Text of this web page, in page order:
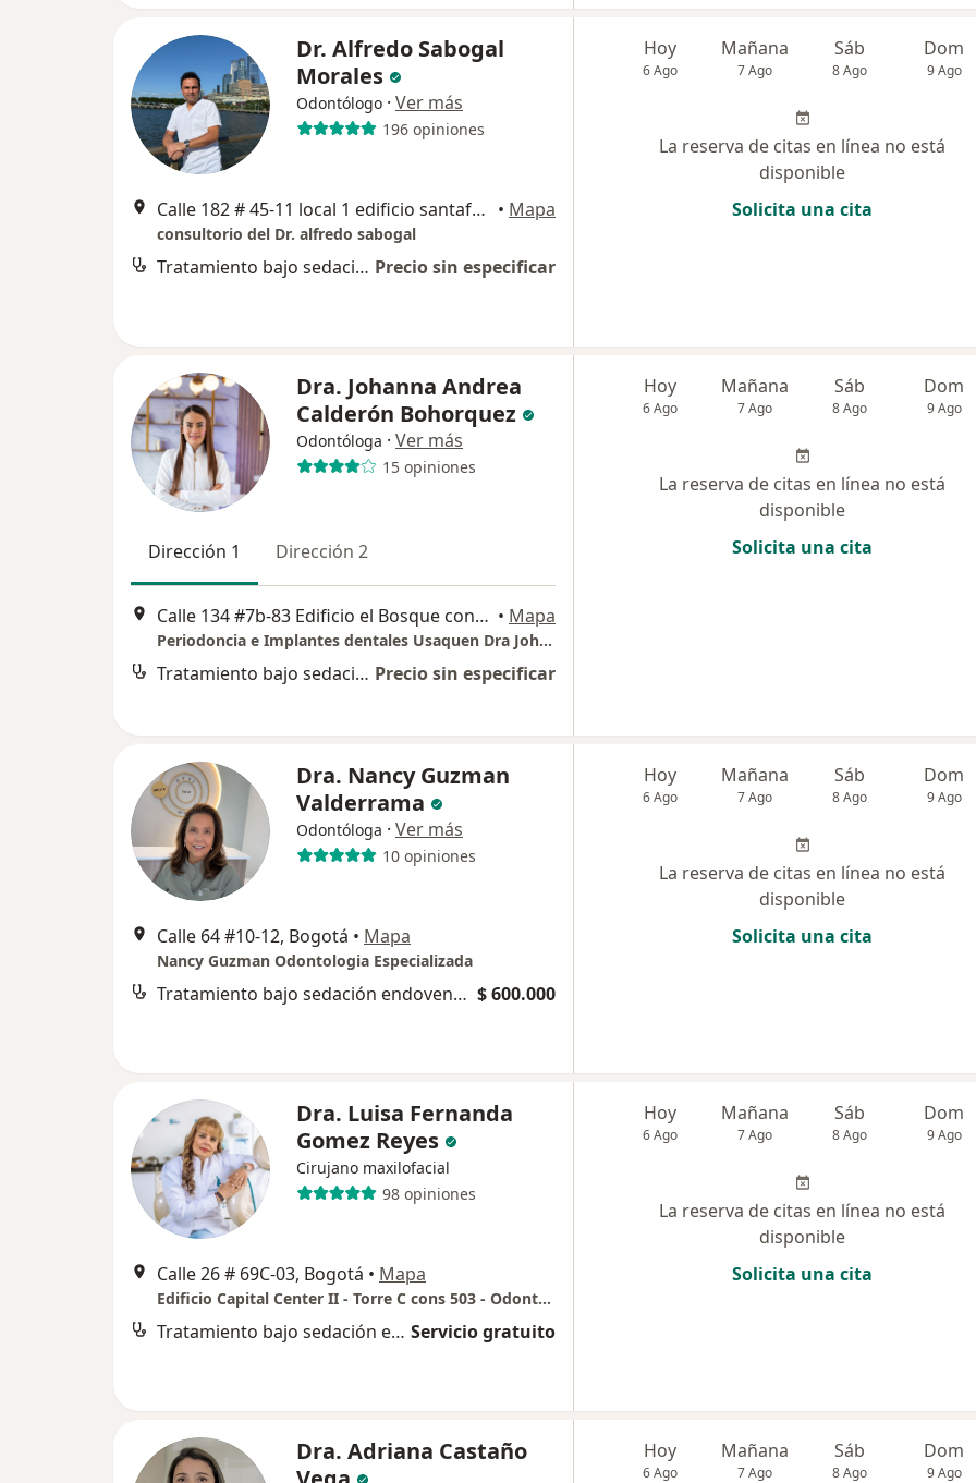
Dr. Alfredo Sabogal
Morales
Odontólogo · Ver más
196 opiniones
Calle 182 # 45-11 local 1 edificio santafe pijao, Bogotá • Mapa
consultorio del Dr. alfredo sabogal
Tratamiento bajo sedación endovenosa y anestesia Precio sin especificar
Hoy
6 Ago
Mañana
7 Ago
Sáb
8 Ago
Dom
9 Ago
La reserva de citas en línea no está
disponible
Solicita una cita
Dra. Johanna Andrea
Calderón Bohorquez
Odontóloga · Ver más
15 opiniones
Dirección 1 Dirección 2
Calle 134 #7b-83 Edificio el Bosque consultorio 410, Bogotá • Mapa
Periodoncia e Implantes dentales Usaquen Dra Johanna Calderon
Tratamiento bajo sedación endovenosa y anestesia Precio sin especificar
Hoy
6 Ago
Mañana
7 Ago
Sáb
8 Ago
Dom
9 Ago
La reserva de citas en línea no está
disponible
Solicita una cita
Dra. Nancy Guzman
Valderrama
Odontóloga · Ver más
10 opiniones
Calle 64 #10-12, Bogotá • Mapa
Nancy Guzman Odontologia Especializada
Tratamiento bajo sedación endovenosa y anestesia $ 600.000
Hoy
6 Ago
Mañana
7 Ago
Sáb
8 Ago
Dom
9 Ago
La reserva de citas en línea no está
disponible
Solicita una cita
Dra. Luisa Fernanda
Gomez Reyes
Cirujano maxilofacial
98 opiniones
Calle 26 # 69C-03, Bogotá • Mapa
Edificio Capital Center II - Torre C cons 503 - Odontología especializada dra Luisa Fernanda Gomez
Tratamiento bajo sedación endovenosa y anestesia Servicio gratuito
Hoy
6 Ago
Mañana
7 Ago
Sáb
8 Ago
Dom
9 Ago
La reserva de citas en línea no está
disponible
Solicita una cita
Dra. Adriana Castaño
Hoy
6 Ago
Mañana
7 Ago
Sáb
8 Ago
Dom
9 Ago